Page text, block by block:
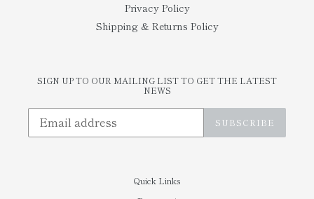
Privacy Policy
Shipping & Returns Policy
SIGN UP TO OUR MAILING LIST TO GET THE LATEST
NEWS
SUBSCRIBE
Quick Links